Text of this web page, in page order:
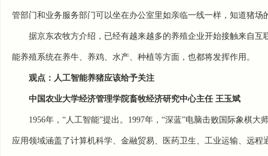
管部门和业务服务部门可以坐在办公室里如亲临一线一样，知道猪
据京东农牧方介绍，已经有越来越多的养殖企业开始接触来自
能养殖系统在养牛、养鸡、水产、种植等方面，也都将发挥作用。
观点：人工智能养猪应该给予关注
中国农业大学经济管理学院畜牧经济研究中心主任 王玉斌
1956年，“人工智能”提出。1997年，“深蓝”电脑击败国际象棋
应用领域涵盖了计算机科学、金融贸易、医药卫生、工业运输、远